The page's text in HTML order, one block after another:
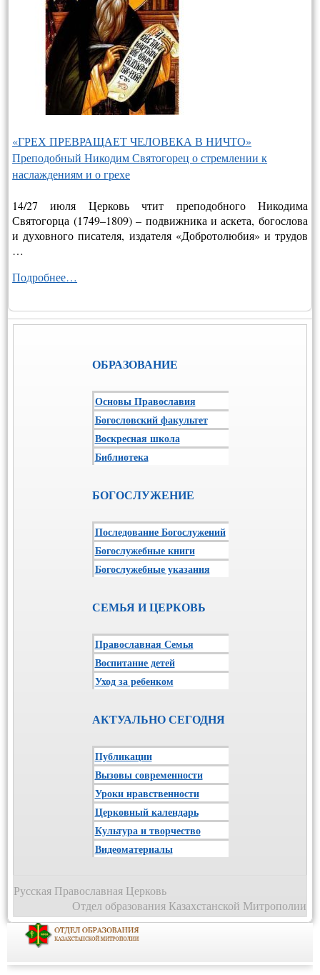
«ГРЕХ ПРЕВРАЩАЕТ ЧЕЛОВЕКА В НИЧТО»
Преподобный Никодим Святогорец о стремлении к
наслаждениям и о грехе
14/27 июля Церковь чтит преподобного Никодима
Святогорца (1749–1809) – подвижника и аскета, богослова
и духовного писателя, издателя «Добротолюбия» и трудов
…
Подробнее…
ОБРАЗОВАНИЕ
Основы Православия
Богословский факультет
Воскресная школа
Библиотека
БОГОСЛУЖЕНИЕ
Последование Богослужений
Богослужебные книги
Богослужебные указания
СЕМЬЯ И ЦЕРКОВЬ
Православная Семья
Воспитание детей
Уход за ребенком
АКТУАЛЬНО СЕГОДНЯ
Публикации
Вызовы современности
Уроки нравственности
Церковный календарь
Культура и творчество
Видеоматериалы
Русская Православная Церковь
Отдел образования Казахстанской Митрополии